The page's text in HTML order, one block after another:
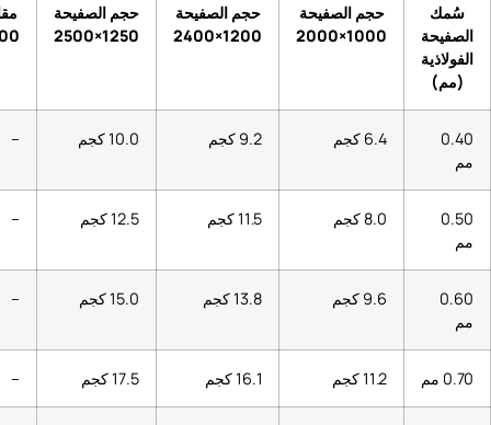
حجم الصفيحة
1000×2000
حجم الصفيحة
1200×2400
حجم الصفيحة
1250×2500
مقاس الورقة
1500×6000
6.4 كجم 9.2 كجم 10.0 كجم –
8.0 كجم 11.5 كجم 12.5 كجم –
9.6 كجم 13.8 كجم 15.0 كجم –
11.2 كجم 16.1 كجم 17.5 كجم –